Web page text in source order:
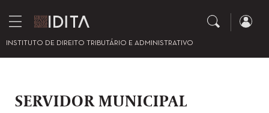
INSTITUTO DE DIREITO TRIBUTÁRIO E ADMINISTRATIVO
SERVIDOR MUNICIPAL